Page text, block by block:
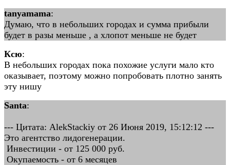
tanyamama:
Думаю, что в небольших городах и сумма прибыли
будет в разы меньше , а хлопот меньше не будет
Ксю:
В небольших городах пока похожие услуги мало кто
оказывает, поэтому можно попробовать плотно занять
эту нишу
Santa:
--- Цитата: AlekStackiy от 26 Июня 2019, 15:12:12 ---
Это агентство лидогенерации.
Инвестиции - от 125 000 руб.
Окупаемость - от 6 месяцев